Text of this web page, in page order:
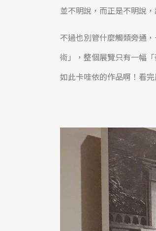
並不明說，而正是不明說
不過也別管什麼觸類旁通
術」，整個展覽只有一幅
如此卡哇依的作品啊！看